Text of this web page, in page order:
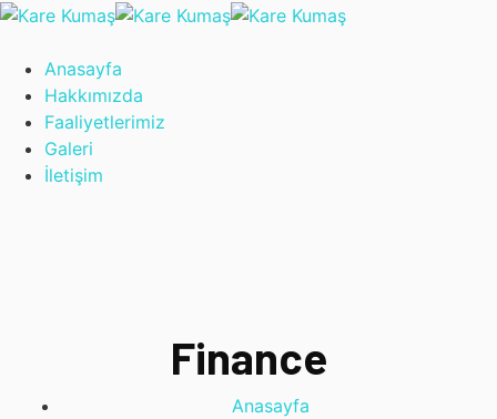
Anasayfa
Hakkımızda
Faaliyetlerimiz
Galeri
İletişim
Finance
Anasayfa